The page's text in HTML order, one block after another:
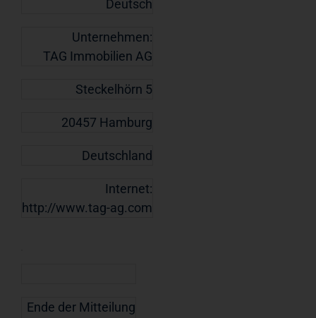
Deutsch
Unternehmen:
TAG Immobilien AG
Steckelhörn 5
20457 Hamburg
Deutschland
Internet:
http://www.tag-ag.com
Ende der Mitteilung